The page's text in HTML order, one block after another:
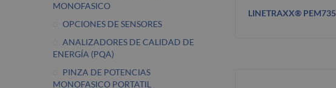
LINETRAXX® PEM735
MONOFASICO
OPCIONES DE SENSORES
ANALIZADORES DE CALIDAD DE
ENERGÍA (PQA)
PINZA DE POTENCIAS
MONOFASICO PORTATIL